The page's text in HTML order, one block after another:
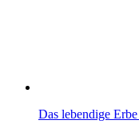
Das lebendige